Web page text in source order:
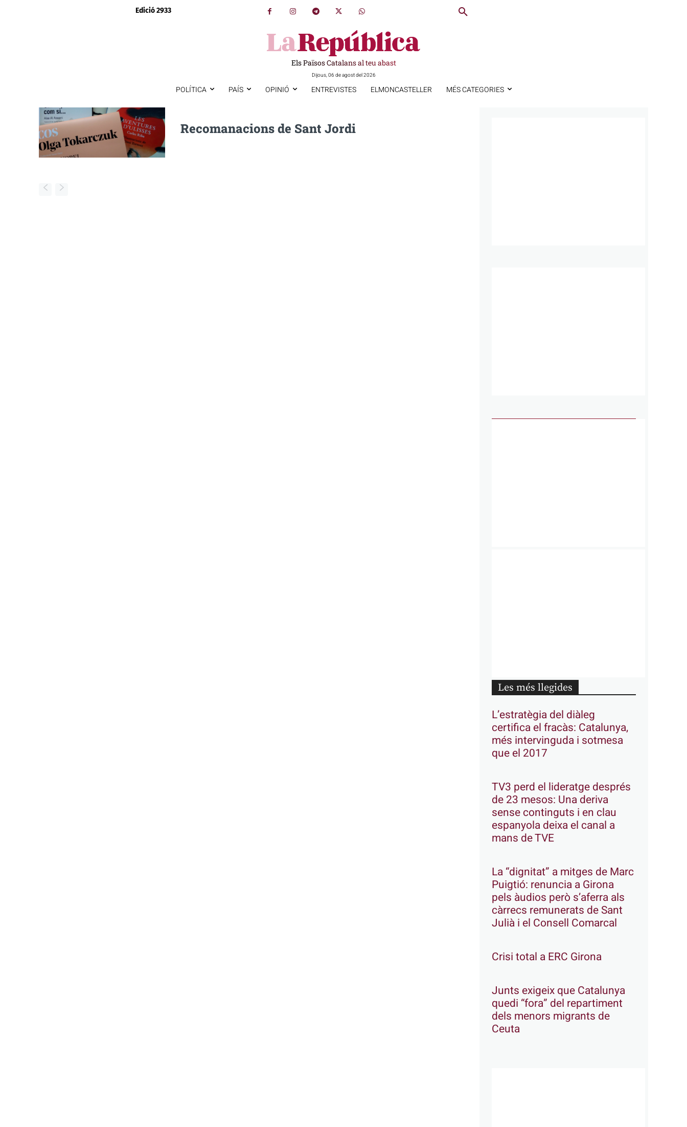
Edició 2933
Els Països Catalans al teu abast
Dijous, 06 de agost del 2026
POLÍTICA PAÍS OPINIÓ ENTREVISTES ELMONCASTELLER MÉS CATEGORIES
Recomanacions de Sant Jordi
Les més llegides
L’estratègia del diàleg
certifica el fracàs: Catalunya,
més intervinguda i sotmesa
que el 2017
TV3 perd el lideratge després
de 23 mesos: Una deriva
sense continguts i en clau
espanyola deixa el canal a
mans de TVE
La “dignitat” a mitges de Marc
Puigtió: renuncia a Girona
pels àudios però s’aferra als
càrrecs remunerats de Sant
Julià i el Consell Comarcal
Crisi total a ERC Girona
Junts exigeix que Catalunya
quedi “fora” del repartiment
dels menors migrants de
Ceuta